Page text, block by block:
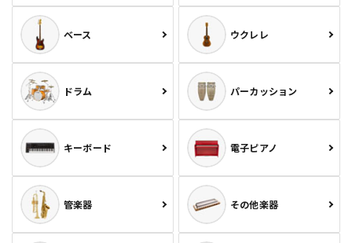
ベース ウクレレ
ドラム パーカッション
キーボード 電子ピアノ
管楽器 その他楽器